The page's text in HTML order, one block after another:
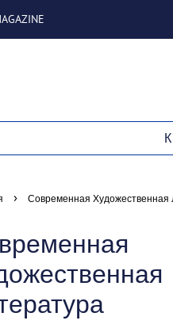
› Современная Художественная